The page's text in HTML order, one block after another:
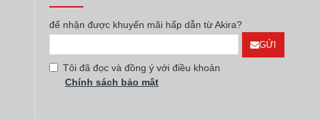
để nhận được khuyến mãi hấp dẫn từ Akira?
GỬI
Tôi đã đọc và đồng ý với điều khoản
Chính sách bảo mật